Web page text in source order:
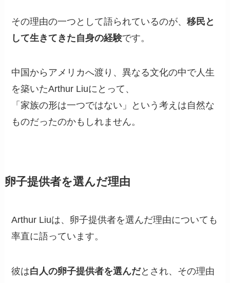
その理由の一つとして語られているのが、移民と
して生きてきた自身の経験です。
中国からアメリカへ渡り、異なる文化の中で人生
を築いたArthur Liuにとって、
「家族の形は一つではない」という考えは自然な
ものだったのかもしれません。
卵子提供者を選んだ理由
Arthur Liuは、卵子提供者を選んだ理由についても
率直に語っています。
彼は白人の卵子提供者を選んだとされ、その理由